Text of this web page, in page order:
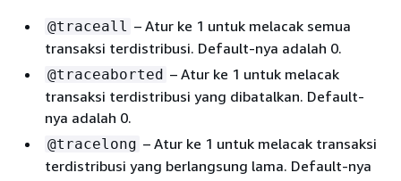
@traceall – Atur ke 1 untuk melacak semua
transaksi terdistribusi. Default-nya adalah 0.
@traceaborted – Atur ke 1 untuk melacak
transaksi terdistribusi yang dibatalkan. Default-
nya adalah 0.
@tracelong – Atur ke 1 untuk melacak transaksi
terdistribusi yang berlangsung lama. Default-nya